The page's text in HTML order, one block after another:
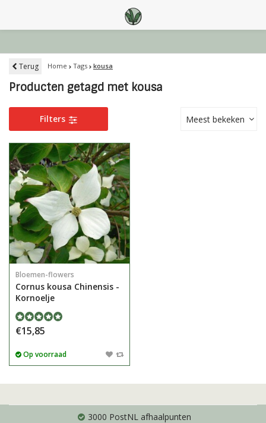
Terug Home Tags kousa
Producten getagd met kousa
Filters Meest bekeken
Bloemen-flowers
Cornus kousa Chinensis -
Kornoelje
€15,85
Op voorraad
3000 PostNL afhaalpunten